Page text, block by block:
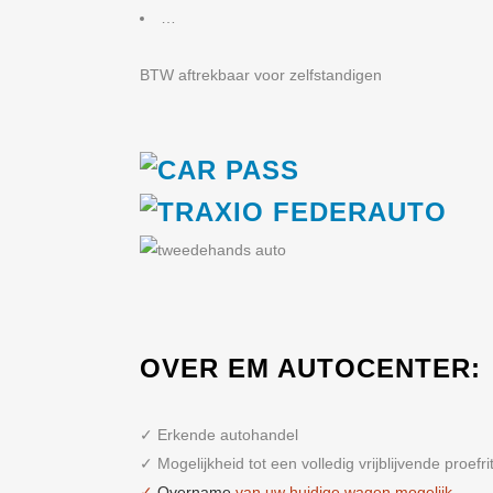
…
BTW aftrekbaar voor zelfstandigen
OVER EM AUTOCENTER:
✓ Erkende autohandel
✓ Mogelijkheid tot een volledig vrijblijvende proefrit